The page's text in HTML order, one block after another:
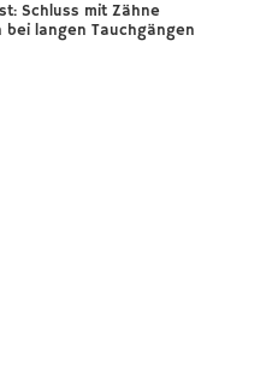
Schluss mit Zähne
bei langen Tauchgängen